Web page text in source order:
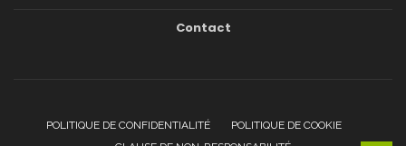
Contact
POLITIQUE DE CONFIDENTIALITÉ
POLITIQUE DE COOKIE